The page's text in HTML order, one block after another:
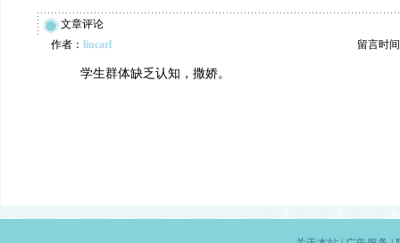
文章评论
作者： liucarl 留言时
学生群体缺乏认知，撒娇。